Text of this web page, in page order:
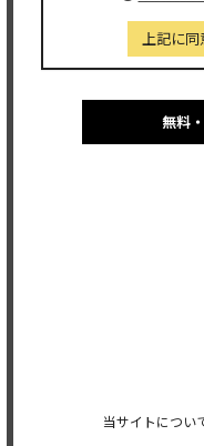
上記に同
無料
当サイトについ